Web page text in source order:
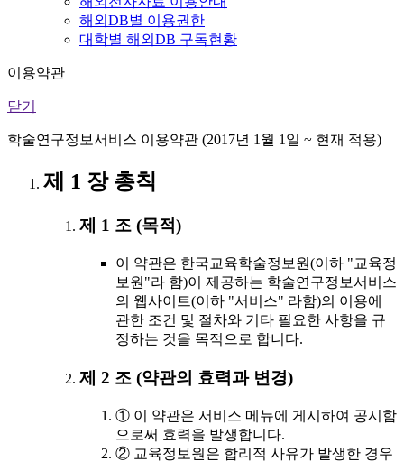
해외DB별 이용권한
대학별 해외DB 구독현황
이용약관
닫기
학술연구정보서비스 이용약관 (2017년 1월 1일 ~ 현재 적용)
제 1 장 총칙
제 1 조 (목적)
이 약관은 한국교육학술정보원(이하 "교육정
보원"라 함)이 제공하는 학술연구정보서비스
의 웹사이트(이하 "서비스" 라함)의 이용에
관한 조건 및 절차와 기타 필요한 사항을 규
정하는 것을 목적으로 합니다.
제 2 조 (약관의 효력과 변경)
① 이 약관은 서비스 메뉴에 게시하여 공시함
으로써 효력을 발생합니다.
② 교육정보원은 합리적 사유가 발생한 경우